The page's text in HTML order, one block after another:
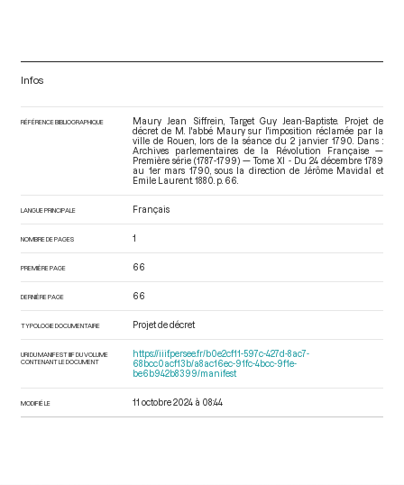
Infos
RÉFÉRENCE BIBLIOGRAPHIQUE
Maury Jean Siffrein, Target Guy Jean-Baptiste. Projet de
décret de M. l'abbé Maury sur l'imposition réclamée par la
ville de Rouen, lors de la séance du 2 janvier 1790. Dans :
Archives parlementaires de la Révolution Française —
Première série (1787-1799) — Tome XI - Du 24 décembre 1789
au 1er mars 1790 , sous la direction de Jérôme Mavidal et
Emile Laurent. 1880. p. 66.
LANGUE PRINCIPALE Français
NOMBRE DE PAGES 1
PREMIÈRE PAGE 66
DERNIÈRE PAGE 66
TYPOLOGIE DOCUMENTAIRE Projet de décret
URI DU MANIFEST IIIF DU VOLUME
CONTENANT LE DOCUMENT
https://iiif.persee.fr/b0e2cf11-597c-427d-8ac7-
68bcc0acf13b/a8ac16ec-91fc-4bcc-9f1e-
be6b942b8399/manifest
MODIFIÉ LE 11 octobre 2024 à 08:44